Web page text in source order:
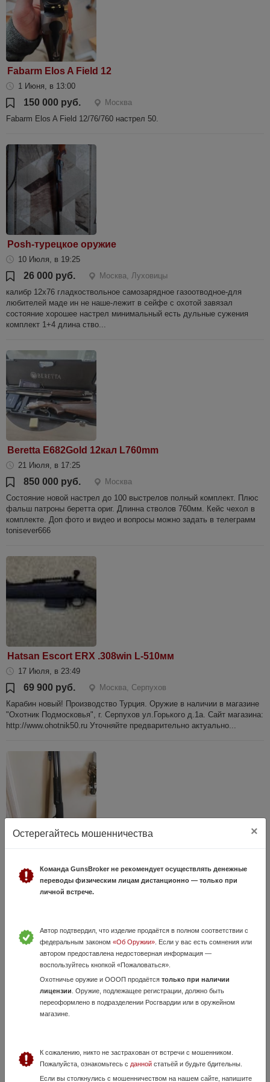
Fabarm Elos A Field 12
1 Июня, в 13:00
150 000 руб.
Москва
Fabarm Elos A Field 12/76/760 настрел 50.
Posh-турецкое оружие
10 Июля, в 19:25
26 000 руб.
Москва, Луховицы
калибр 12х76 гладкоствольное самозарядное газоотводное-для
любителей маде ин не наше-лежит в сейфе с охотой завязал
состояние хорошее настрел минимальный есть дульные сужения
комплект 1+4 длина ство...
Beretta E682Gold 12кал L760mm
21 Июля, в 17:25
850 000 руб.
Москва
Состояние новой настрел до 100 выстрелов полный комплект. Плюс
фальш патроны беретта ориг. Длинна стволов 760мм. Кейс чехол в
комплекте. Доп фото и видео и вопросы можно задать в телеграмм
tonisever666
Hatsan Escort ERX .308win L-510мм
17 Июля, в 23:49
69 900 руб.
Москва, Серпухов
Карабин новый! Производство Турция. Оружие в наличии в магазине
"Охотник Подмосковья", г. Серпухов ул.Горького д.1а. Сайт магазина:
http://www.ohotnik50.ru Уточняйте предварительно актуально...
21 Июля, в 01:22
15 000 руб.
Москва
ремень, фаль...
впо 136 вепрь кал 7,62х39
Остерегайтесь мошенничества ×
Команда GunsBroker не рекомендует осуществлять денежные
переводы физическим лицам дистанционно — только при
личной встрече.
Автор подтвердил, что изделие продаётся в полном соответствии с
федеральным законом «Об Оружии». Если у вас есть сомнения или
автором предоставлена недостоверная информация —
воспользуйтесь кнопкой «Пожаловаться».
Охотничье оружие и ОООП продаётся только при наличии
лицензии . Оружие, подлежащее регистрации, должно быть
переоформлено в подразделении Росгвардии или в оружейном
магазине.
К сожалению, никто не застрахован от встречи с мошенником.
Пожалуйста, ознакомьтесь с даннойстатьёй и будьте бдительны.
Если вы столкнулись с мошенничеством на нашем сайте, напишите